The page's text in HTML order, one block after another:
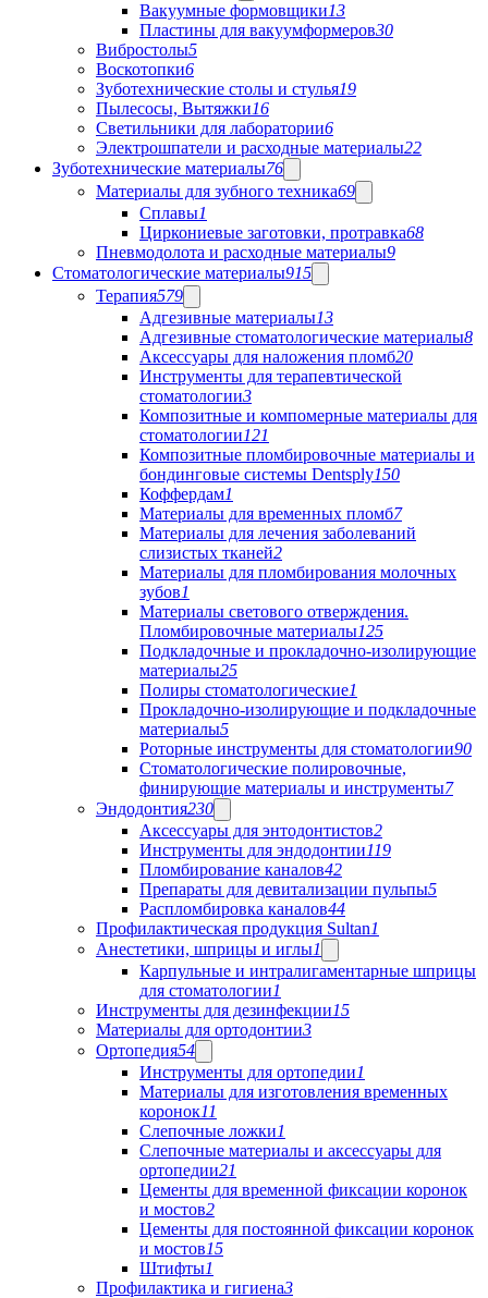
Вакуумные формовщики13
Пластины для вакуумформеров30
Вибростолы5
Воскотопки6
Зуботехнические столы и стулья19
Пылесосы, Вытяжки16
Светильники для лаборатории6
Электрошпатели и расходные материалы22
Зуботехнические материалы76
Материалы для зубного техника69
Сплавы1
Циркониевые заготовки, протравка68
Пневмодолота и расходные материалы9
Стоматологические материалы915
Терапия579
Адгезивные материалы13
Адгезивные стоматологические материалы8
Аксессуары для наложения пломб20
Инструменты для терапевтической
стоматологии3
Композитные и компомерные материалы для
стоматологии121
Композитные пломбировочные материалы и
бондинговые системы Dentsply150
Коффердам1
Материалы для временных пломб7
Материалы для лечения заболеваний
слизистых тканей2
Материалы для пломбирования молочных
зубов1
Материалы светового отверждения.
Пломбировочные материалы125
Подкладочные и прокладочно-изолирующие
материалы25
Полиры стоматологические1
Прокладочно-изолирующие и подкладочные
материалы5
Роторные инструменты для стоматологии90
Стоматологические полировочные,
финирующие материалы и инструменты7
Эндодонтия230
Аксессуары для энтодонтистов2
Инструменты для эндодонтии119
Пломбирование каналов42
Препараты для девитализации пульпы5
Распломбировка каналов44
Профилактическая продукция Sultan1
Анестетики, шприцы и иглы1
Карпульные и интралигаментарные шприцы
для стоматологии1
Инструменты для дезинфекции15
Материалы для ортодонтии3
Ортопедия54
Инструменты для ортопедии1
Материалы для изготовления временных
коронок11
Слепочные ложки1
Слепочные материалы и аксессуары для
ортопедии21
Цементы для временной фиксации коронок
и мостов2
Цементы для постоянной фиксации коронок
и мостов15
Штифты1
Профилактика и гигиена3